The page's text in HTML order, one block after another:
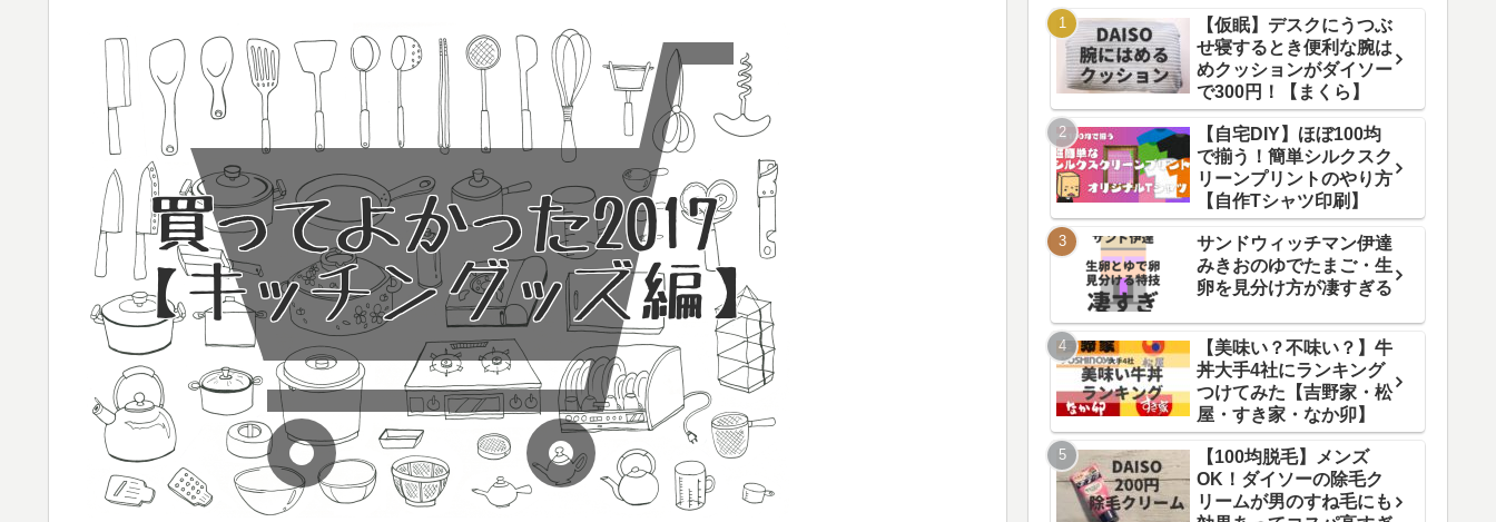
【仮眠】デスクにうつぶ
せ寝するとき便利な腕は
めクッションがダイソー
で300円！【まくら】
【自宅DIY】ほぼ100均
で揃う！簡単シルクスク
リーンプリントのやり方
【自作Tシャツ印刷】
サンドウィッチマン伊達
みきおのゆでたまご・生
卵を見分け方が凄すぎる
【美味い？不味い？】牛
丼大手4社にランキング
つけてみた【吉野家・松
屋・すき家・なか卯】
【100均脱毛】メンズ
OK！ダイソーの除毛ク
リームが男のすね毛にも